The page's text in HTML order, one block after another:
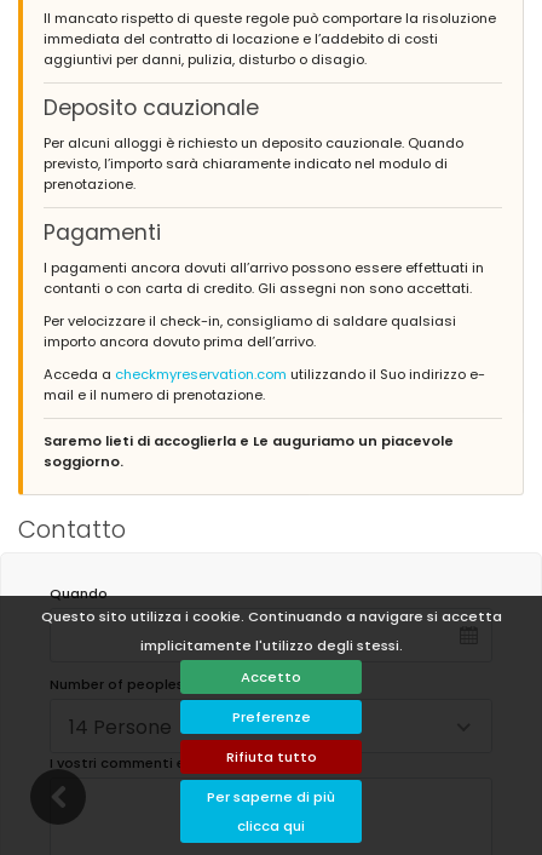
Questo sito utilizza i cookie. Continuando a navigare si accetta
implicitamente l'utilizzo degli stessi.
Accetto
Preferenze
Rifiuta tutto
Per saperne di più
clicca qui
Il mancato rispetto di queste regole può comportare la risoluzione
immediata del contratto di locazione e l’addebito di costi
aggiuntivi per danni, pulizia, disturbo o disagio.
Deposito cauzionale
Per alcuni alloggi è richiesto un deposito cauzionale. Quando
previsto, l’importo sarà chiaramente indicato nel modulo di
prenotazione.
Pagamenti
I pagamenti ancora dovuti all’arrivo possono essere effettuati in
contanti o con carta di credito. Gli assegni non sono accettati.
Per velocizzare il check-in, consigliamo di saldare qualsiasi
importo ancora dovuto prima dell’arrivo.
Acceda a checkmyreservation.com utilizzando il Suo indirizzo e-
mail e il numero di prenotazione.
Saremo lieti di accoglierla e Le auguriamo un piacevole
soggiorno.
Contatto
Quando
Number of peoples:
14 Persone
I vostri commenti e domande: